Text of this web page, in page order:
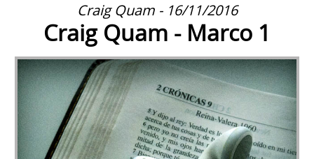
Craig Quam - 16/11/2016
Craig Quam - Marco 1